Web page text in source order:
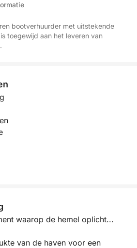
bootverhuurder met uitstekende
toegewijd aan het leveren van
waarop de hemel oplicht...
van de haven voor een